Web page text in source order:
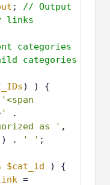
; // Output
links
categories
categories
) ) {
'<span
.
as '
) . ' ' ;
$cat_id
) {
=